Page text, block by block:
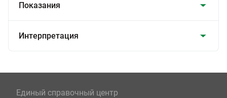
Показания
Интерпретация
Единый справочный центр